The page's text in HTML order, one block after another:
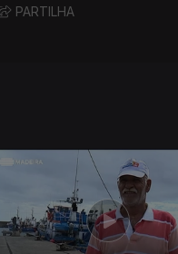
PARTILHA